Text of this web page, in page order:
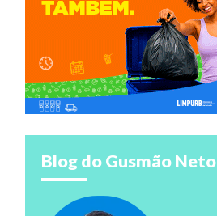
Blog do Gusmão Neto